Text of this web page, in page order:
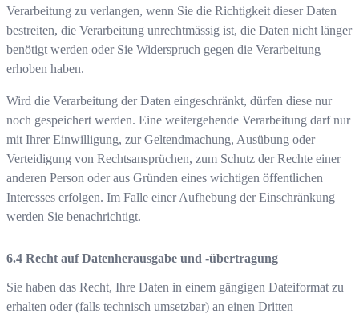
Verarbeitung zu verlangen, wenn Sie die Richtigkeit dieser Daten
bestreiten, die Verarbeitung unrechtmässig ist, die Daten nicht länger
benötigt werden oder Sie Widerspruch gegen die Verarbeitung
erhoben haben.
Wird die Verarbeitung der Daten eingeschränkt, dürfen diese nur
noch gespeichert werden. Eine weitergehende Verarbeitung darf nur
mit Ihrer Einwilligung, zur Geltendmachung, Ausübung oder
Verteidigung von Rechtsansprüchen, zum Schutz der Rechte einer
anderen Person oder aus Gründen eines wichtigen öffentlichen
Interesses erfolgen. Im Falle einer Aufhebung der Einschränkung
werden Sie benachrichtigt.
Recht auf Datenherausgabe und -übertragung
Sie haben das Recht, Ihre Daten in einem gängigen Dateiformat zu
erhalten oder (falls technisch umsetzbar) an einen Dritten